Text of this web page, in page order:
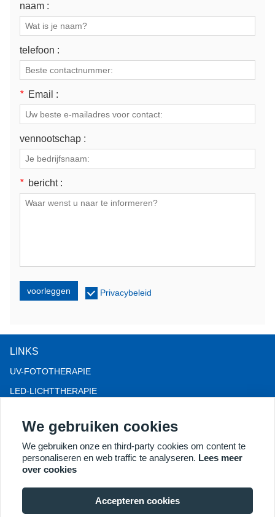
naam :
telefoon :
* Email :
vennootschap :
* bericht :
voorleggen Privacybeleid
LINKS
UV-FOTOTHERAPIE
LED-LICHTTHERAPIE
COLPOSCOOP
MEER PRODUCTEN
Copyright® 2018 Kernel Medical Equipment Co.,LTD.
may@kernelmed.com
We gebruiken cookies
We gebruiken onze en third-party cookies om content te
personaliseren en web traffic te analyseren. Lees meer
over cookies
Accepteren cookies